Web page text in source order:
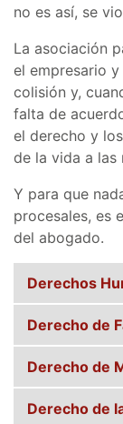
no es así, se
La asociación
el empresario
colisión y,
falta de
el derecho y
de la vida a las
Y para que
procesales, es
del abogado.
Derechos
Derecho de
Derecho de
Derecho de